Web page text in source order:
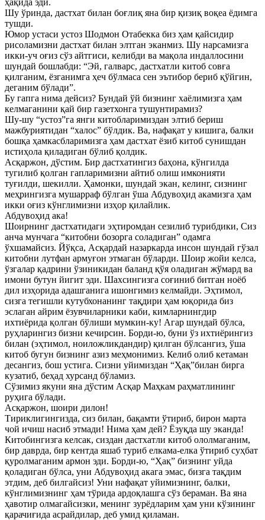
ҳақида эди.
Шу ўринда, дастхат билан боғлиқ яна бир қизиқ воқеа ёдимга
тушди.
Юмор устаси устоз Шодмон Отабекка биз ҳам қайсидир
рисоламизни дастхат билан элтган эканмиз. Шу нарсамизга
икки-уч оғиз сўз айтгиси, келибди ва мақола индаллосини
шундай бошлабди: “Эй, галварс, дастхатли китоб совға
қилганим, ёзганимга ҳеч бўлмаса сен эътибор бериб қўйгин,
деганим бўлади”.
Бу гапга нима дейсиз? Бундай ўй бизнинг хаёлимизга ҳам
келмаганини қай бир газетхонга тушунтирамиз?
Шу-шу “устоз”га янги китобларимиздан элтиб бериш
мажбуриятидан “халос” бўлдик. Ва, нафақат у кишига, балки
бошқа ҳамкасбларимизга ҳам дастхат ёзиб китоб сунишдан
истиҳола қиладиган бўлиб қолдик.
Асқаржон, дўстим. Бир дастхатингиз баҳона, кўнгилда
тугилиб қолган гапларимизни айтиб олиш имконияти
туғилди, шекилли. Ҳамонки, шундай экан, келинг, сизнинг
меҳрингизга мушарраф бўлган ўша Абдувоҳид акамизга ҳам
икки оғиз кўнглимизни изҳор қилайлик.
Абдувоҳид ака!
Шоирнинг дастхатидаги эҳтиромдан сезилиб турибдики, Сиз
анча мунчага “китобни бозорга соладиган” одамга
ўхшамайсиз. Йўқса, Асқардай назаркарда инсон шундай гўзал
китобни лутфан армуғон этмаган бўларди. Шоир жойи келса,
ўзгалар қадрини ўзиникидан баланд қўя оладиган жўмард ва
имони бутун йигит эди. Шахсингизга соғиниб битган ноёб
дил изҳорида адашганига ишонгимиз келмайди. Эҳтимол,
сизга тегишли кутубхонанинг тақдири ҳам юқорида биз
эслаган айрим ёзувчиларники каби, кимларнингдир
ихтиёрида қолган бўлиши мумкин-ку! Агар шундай бўлса,
руҳларингиз бизни кечирсин. Борди-ю, буни ўз ихтиёрингиз
билан (эҳтимол, ноиложликдандир) қилган бўлсангиз, ўша
китоб бугун бизнинг азиз меҳмонимиз. Келиб олиб кетаман
десангиз, бош устига. Сизни уйимиздан “Ҳақ”билан бирга
кузатиб, беҳад хурсанд бўламиз.
Сўзимиз якуни яна дўстим Асқар Маҳкам раҳматлининг
руҳига бўлади.
Асқаржон, шоири дилон!
Тириклигингизда, сиз билан, бақамти ўтириб, бирон марта
чой ичиш насиб этмади! Нима ҳам дей? Ёзуқда шу эканда!
Китобингизга келсак, сиздан дастхатли китоб ололмаганим,
бир даврда, бир кентда яшаб туриб елкама-елка ўтириб суҳбат
қуролмаганим армон эди. Борди-ю, “Ҳақ” бизнинг уйда
қоладиган бўлса, уни Абдувоҳид акага эмас, бизга тақдим
этдим, деб билгайсиз! Уни нафақат уйимизнинг, балки,
кўнглимизнинг ҳам тўрида ардоқлашга сўз бераман. Ва яна
ҳавотир олмагайсизки, менинг зурёдларим ҳам уни кўзининг
қарачиғида асрайдилар, деб умид қиламан.